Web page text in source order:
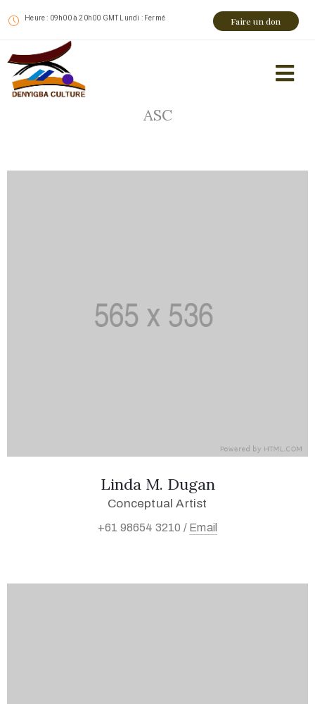
Heure : 09h00 à 20h00 GMT Lundi : Fermé Faire un don
ASC
Linda M. Dugan
Conceptual Artist
+61 98654 3210 / Email